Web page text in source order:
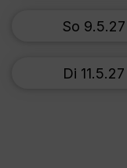
So 9.5.27
Di 11.5.27